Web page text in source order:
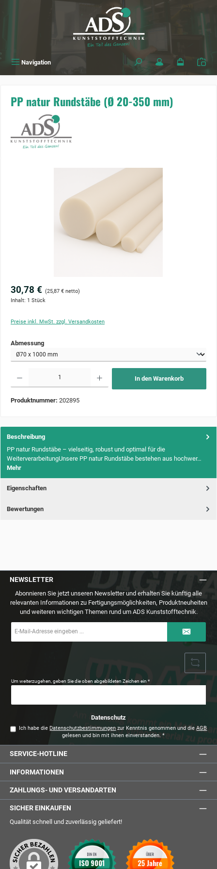
Navigation
PP natur Rundstäbe (Ø 20-350 mm)
30,78 € (25,87 € netto)
Inhalt: 1 Stück
Preise inkl. MwSt. zzgl. Versandkosten
Abmessungauswählen
In den Warenkorb
Produktnummer: 202895
Beschreibung
PP natur Rundstäbe – vielseitig, robust und optimal für die
WeiterverarbeitungUnsere PP natur Rundstäbe bestehen aus hochwer…
Mehr
Eigenschaften
Bewertungen
NEWSLETTER
Abonnieren Sie jetzt unseren Newsletter und erhalten Sie künftig alle
relevanten Informationen zu Fertigungsmöglichkeiten, Produktneuheiten
und weiteren wichtigen Themen rund um ADS Kunststofftechnik.
Mail-
Um weiterzugehen, geben Sie die oben abgebildeten Zeichen ein*
Datenschutz
Ich habe die Datenschutzbestimmungen zur Kenntnis genommen und dieAGB
gelesen und bin mit ihnen einverstanden. *
SERVICE-HOTLINE
INFORMATIONEN
ZAHLUNGS- UND VERSANDARTEN
SICHER EINKAUFEN
Qualität schnell und zuverlässig geliefert!